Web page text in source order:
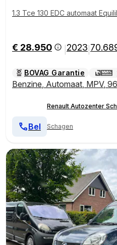
1.3 Tce 130 EDC automaat
€ 28.950 2023
BOVAG Garantie
Benzine, Automaat, MPV,
Renault Autozenter
Schagen
Bel